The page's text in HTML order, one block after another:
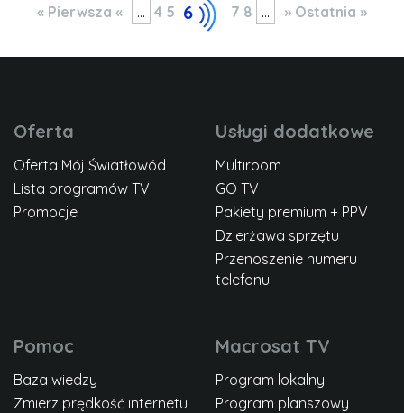
« Pierwsza « ... 4 5 6 7 8 ... » Ostatnia »
Oferta
Oferta Mój Światłowód
Lista programów TV
Promocje
Usługi dodatkowe
Multiroom
GO TV
Pakiety premium + PPV
Dzierżawa sprzętu
Przenoszenie numeru
telefonu
Pomoc
Baza wiedzy
Zmierz prędkość internetu
Macrosat TV
Program lokalny
Program planszowy